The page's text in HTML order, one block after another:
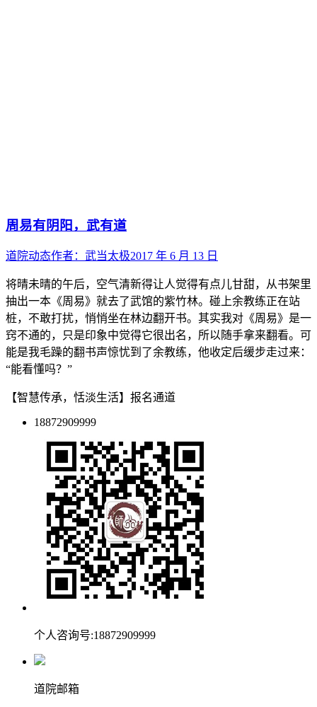
周易有阴阳，武有道
道院动态作者： 武当太极2017 年 6 月 13 日
将晴未晴的午后，空气清新得让人觉得有点儿甘甜，从书架里
抽出一本《周易》就去了武馆的紫竹林。碰上余教练正在站
桩，不敢打扰，悄悄坐在林边翻开书。其实我对《周易》是一
窍不通的，只是印象中觉得它很出名，所以随手拿来翻看。可
能是我毛躁的翻书声惊忧到了余教练，他收定后缓步走过来：
“能看懂吗？”
【智慧传承，恬淡生活】报名通道
18872909999
个人咨询号:18872909999
道院邮箱